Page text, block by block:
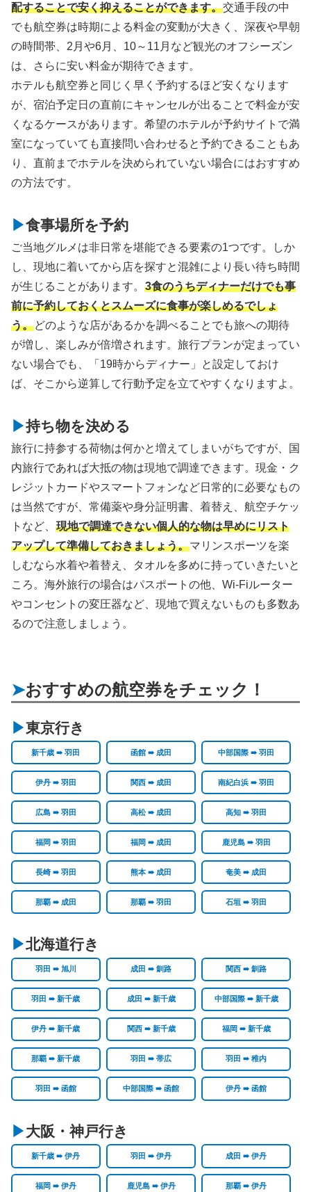
配することで安く抑えることができます。交通手段の中
でも航空券は時期による料金の変動が大きく、深夜や早朝
の時間帯、2月や6月、10～11月など観光のオフシーズン
は、さらに安い料金が期待できます。
ホテルも航空券と同じく早く予約するほど安くなります
が、宿泊予定日の直前にキャンセルが出ることで料金が安
くなるケースがあります。希望のホテルが予約サイトで満
室になっていても直接問い合わせると予約できることもあ
り、直前までホテルを決められていない場合にはおすすめ
の方法です。
食事場所を予約
ご当地グルメは非日常を堪能できる要素の1つです。しか
し、現地に着いてから店を探すと混雑により長い待ち時間
が生じることがあります。 3食のうちディナーだけでも事
前に予約しておくとスムーズに食事が楽しめるでしょ
う。どのような店があるかを調べることでも旅への期待
が増し、楽しみが倍増されます。旅行プランが定まってい
ない場合でも、「19時からディナー」と設定しておけ
ば、そこから逆算して行動予定を立てやすくなりますよ。
持ち物を決める
旅行に持参する荷物は何かと増えてしまいがちですが、国
内旅行であれば大抵の物は現地で調達できます。現金・ク
レジットカードやスマートフォンなど日常的に必要なもの
は当然ですが、常備薬や身分証明書、着替え、航空チケッ
トなど、 現地で調達できない個人的な物は早めにリスト
アップして準備しておきましょう。マリンスポーツを楽
しむなら水着や着替え、タオルを多めに持っていきたいと
ころ。海外旅行の場合はパスポートの他、Wi-Fiルーター
やコンセントの変圧器など、現地で買えないものも多数あ
るので注意しましょう。
おすすめの航空券をチェック！
東京行き
新千歳 ➠ 羽田 函館 ➠ 成田 中部国際 ➠ 羽田
伊丹 ➠ 羽田 関西 ➠ 成田 南紀白浜 ➠ 羽田
広島 ➠ 羽田 高松 ➠ 成田 高知 ➠ 羽田
福岡 ➠ 羽田 福岡 ➠ 成田 鹿児島 ➠ 羽田
長崎 ➠ 羽田 熊本 ➠ 成田 奄美 ➠ 成田
那覇 ➠ 成田 那覇 ➠ 羽田 石垣 ➠ 羽田
北海道行き
羽田 ➠ 旭川 成田 ➠ 釧路 関西 ➠ 釧路
羽田 ➠ 新千歳 成田 ➠ 新千歳 中部国際 ➠ 新千歳
伊丹 ➠ 新千歳 関西 ➠ 新千歳 福岡 ➠ 新千歳
那覇 ➠ 新千歳 羽田 ➠ 帯広 羽田 ➠ 稚内
羽田 ➠ 函館 中部国際 ➠ 函館 伊丹 ➠ 函館
大阪・神戸行き
新千歳 ➠ 伊丹 羽田 ➠ 伊丹 成田 ➠ 伊丹
福岡 ➠ 伊丹 鹿児島 ➠ 伊丹 那覇 ➠ 伊丹